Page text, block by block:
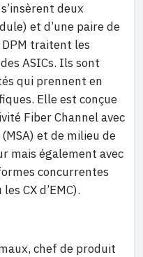
deux
et d’une paire de
DPM traitent les
ASICs. Ils sont
qui prennent en
Elle est conçue
Fiber Channel avec
et de milieu de
mais également avec
concurrentes
CX d’EMC).
chef de produit